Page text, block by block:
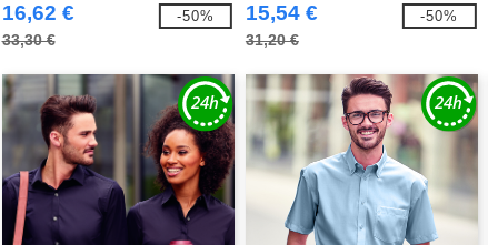
16,62 €
33,30 €
-50% 15,54 €
31,20 €
-50%